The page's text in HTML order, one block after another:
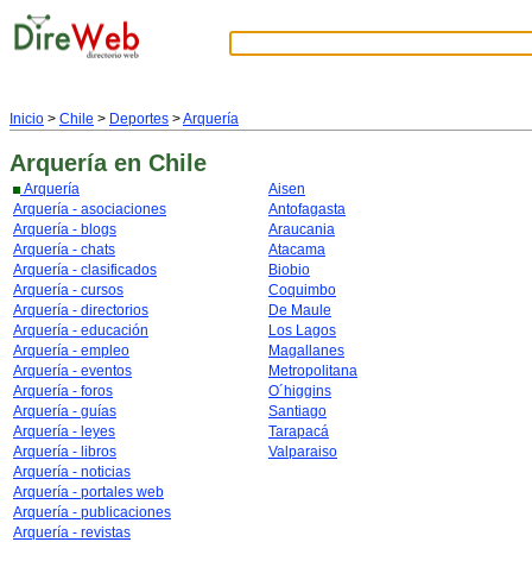
Inicio > Chile > Deportes >Arquería
Arquería en Chile
Arquería
Arquería - asociaciones
Arquería - blogs
Arquería - chats
Arquería - clasificados
Arquería - cursos
Arquería - directorios
Arquería - educación
Arquería - empleo
Arquería - eventos
Arquería - foros
Arquería - guías
Arquería - leyes
Arquería - libros
Arquería - noticias
Arquería - portales web
Arquería - publicaciones
Arquería - revistas
Aisen
Antofagasta
Araucania
Atacama
Biobio
Coquimbo
De Maule
Los Lagos
Magallanes
Metropolitana
O´higgins
Santiago
Tarapacá
Valparaiso